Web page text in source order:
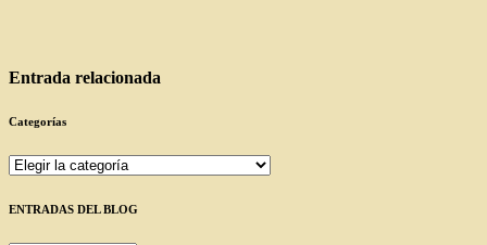
Entrada relacionada
Categorías
Categorías
ENTRADAS DEL BLOG